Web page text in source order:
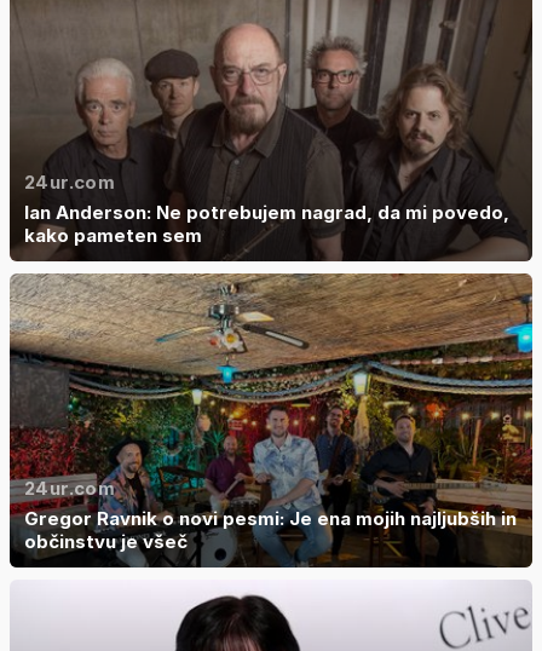
24ur.com
Ian Anderson: Ne potrebujem nagrad, da mi povedo,
kako pameten sem
24ur.com
Gregor Ravnik o novi pesmi: Je ena mojih najljubših in
občinstvu je všeč